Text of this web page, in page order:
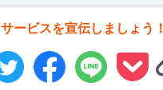
サービスを宣伝しましょう！